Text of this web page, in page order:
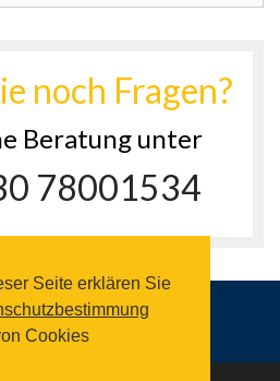
Seite erklären Sie
Cookies
noch Fragen?
Beratung unter
78001534